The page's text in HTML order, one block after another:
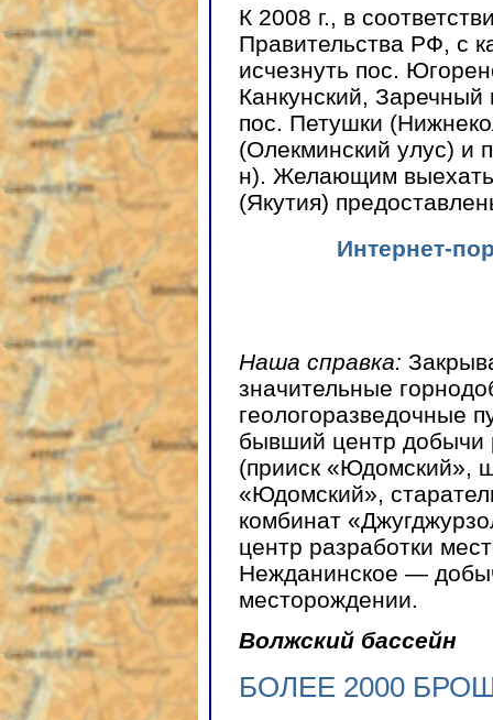
К 2008 г., в
Правительства РФ, с
исчезнуть пос.
Канкунский,
пос. Петушки
(Олекминский улус) и
н). Желающим
(Якутия)
Интернет-
Наша справка:
значительные
геологоразведочные
бывший центр добычи
(прииск «Юдомский»,
«Юдомский»,
комбинат
центр разработки
Нежданинское —
месторождении.
Волжский бассейн
БОЛЕЕ 2000